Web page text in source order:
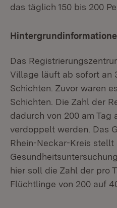
das täglich 150 bis 200
Das
Village läuft ab sofort an
Schichten. Zuvor waren
Schichten. Die Zahl der
dadurch von 200 am Tag
verdoppelt werden. Das
Rhein-Neckar-Kreis stellt
hier soll die Zahl der pro
Flüchtlinge von 200 auf